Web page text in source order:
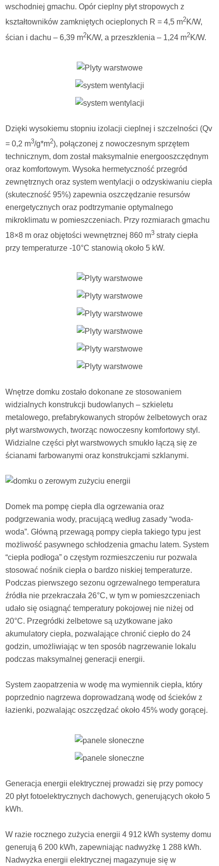
wschodniej gmachu. Opór cieplny płyt stropowych z
kształtowników zamkniętych ocieplonych R = 4,5 m2K/W,
ścian i dachu – 6,39 m2K/W, a przeszklenia – 1,24 m2K/W.
Dzięki wysokiemu stopniu izolacji cieplnej i szczelności (Qv
= 0,2 m3/g*m2), połączonej z nowoczesnym sprzętem
technicznym, dom został maksymalnie energooszczędnym
oraz komfortowym. Wysoka hermetyczność przegród
zewnętrznych oraz system wentylacji o odzyskiwaniu ciepła
(skuteczność 95%) zapewnia oszczędzanie resursów
energetycznych oraz podtrzymanie optymalnego
mikroklimatu w pomieszczeniach. Przy rozmiarach gmachu
18×8 m oraz objętości wewnętrznej 860 m3 straty ciepła
przy temperaturze -10°C stanowią około 5 kW.
Wnętrze domku zostało dokonane ze stosowaniem
widzialnych konstrukcji budowlanych – szkieletu
metalowego, prefabrykowanych stropów żelbetowych oraz
płyt warstwowych, tworząc nowoczesny komfortowy styl.
Widzialne części płyt warstwowych smukło łączą się ze
ścianami farbowanymi oraz konstrukcjami szklanymi.
Domek ma pompę ciepła dla ogrzewania oraz
podgrzewania wody, pracującą według zasady “woda-
woda”. Główną przewagą pompy ciepła takiego typu jest
możliwość pasywnego schłodzenia gmachu latem. System
“ciepła podłoga” o częstym rozmieszczeniu rur pozwala
stosować nośnik ciepła o bardzo niskiej temperaturze.
Podczas pierwszego sezonu ogrzewalnego temperatura
źródła nie przekraczała 26°C, w tym w pomieszczeniach
udało się osiągnąć temperatury pokojowej nie niżej od
20°C. Przegródki żelbetowe są użytkowane jako
akumulatory ciepła, pozwalające chronić ciepło do 24
godzin, umożliwiając w ten sposób nagrzewanie lokalu
podczas maksymalnej generacji energii.
System zaopatrzenia w wodę ma wymiennik ciepła, który
poprzednio nagrzewa doprowadzaną wodę od ścieków z
łazienki, pozwalając oszczędzać około 45% wody gorącej.
Generacja energii elektrycznej prowadzi się przy pomocy
20 płyt fotoelektrycznych dachowych, generujących około 5
kWh.
W razie rocznego zużycia energii 4 912 kWh systemy domu
generują 6 200 kWh, zapewniając nadwyżkę 1 288 kWh.
Nadwyżka energii elektrycznej magazynuje się w